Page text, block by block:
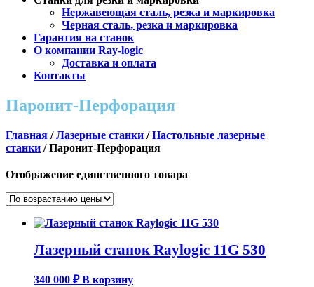
Нержавеющая сталь, резка и маркировка
Черная сталь, резка и маркировка
Гарантия на станок
О компании Ray-logic
Доставка и оплата
Контакты
Паронит-Перфорация
Главная /Лазерные станки /Настольные лазерные
станки / Паронит-Перфорация
Отображение единственного товара
Лазерный станок Raylogic 11G 530
340 000 ₽ В корзину